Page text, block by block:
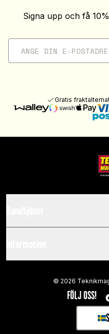
Signa upp och få
Gratis
FÖLJ OSS!
© 2026